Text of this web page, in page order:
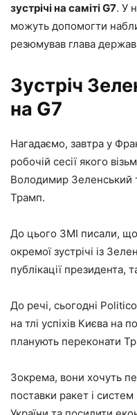
зустрічі на саміті G7. У
можуть допомогти
резюмував глава
Зустріч
на G7
Нагадаємо, завтра у
робочій сесії якого
Володимир
Трамп.
До цього ЗМІ писали,
окремої зустрічі із
публікації президента,
До речі, сьогодні
на тлі успіхів Києва на
планують переконати
Зокрема, вони хочуть
поставки ракет і